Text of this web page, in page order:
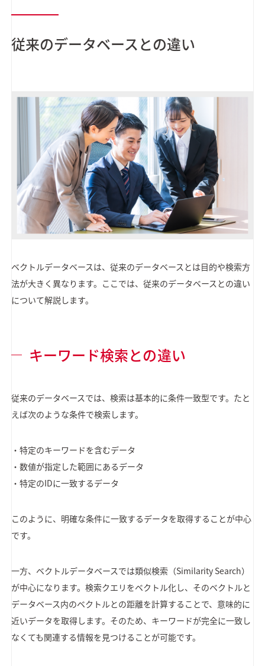
従来のデータベースとの違い
ベクトルデータベースは、従来のデータベースとは目的や検索方
法が大きく異なります。ここでは、従来のデータベースとの違い
について解説します。
キーワード検索との違い
従来のデータベースでは、検索は基本的に条件一致型です。たと
えば次のような条件で検索します。
・特定のキーワードを含むデータ
・数値が指定した範囲にあるデータ
・特定のIDに一致するデータ
このように、明確な条件に一致するデータを取得することが中心
です。
一方、ベクトルデータベースでは類似検索（Similarity Search）
が中心になります。検索クエリをベクトル化し、そのベクトルと
データベース内のベクトルとの距離を計算することで、意味的に
近いデータを取得します。そのため、キーワードが完全に一致し
なくても関連する情報を見つけることが可能です。